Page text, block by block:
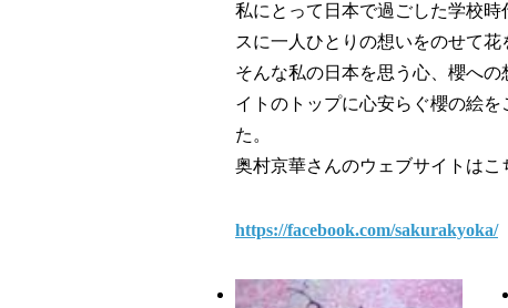
私にとって日本で過ごした学校
スに一人ひとりの想いをのせて
そんな私の日本を思う心、櫻へ
イトのトップに心安らぐ櫻の絵
た。
奥村京華さんのウェブサイトはこ
https://facebook.com/sakurakyoka/